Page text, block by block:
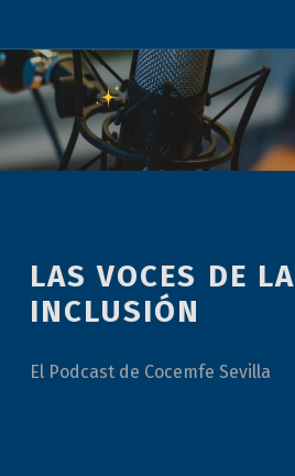
LAS VOCES DE LA
INCLUSIÓN
El Podcast de Cocemfe Sevilla